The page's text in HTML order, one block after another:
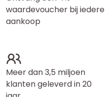
waardevoucher bij iedere
aankoop
Meer dan 3,5 miljoen
klanten geleverd in 20